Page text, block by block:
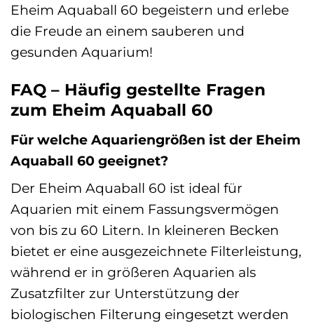
Eheim Aquaball 60 begeistern und erlebe
die Freude an einem sauberen und
gesunden Aquarium!
FAQ – Häufig gestellte Fragen
zum Eheim Aquaball 60
Für welche Aquariengrößen ist der Eheim
Aquaball 60 geeignet?
Der Eheim Aquaball 60 ist ideal für
Aquarien mit einem Fassungsvermögen
von bis zu 60 Litern. In kleineren Becken
bietet er eine ausgezeichnete Filterleistung,
während er in größeren Aquarien als
Zusatzfilter zur Unterstützung der
biologischen Filterung eingesetzt werden